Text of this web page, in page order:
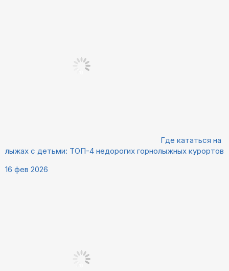
Где кататься на
лыжах с детьми: ТОП-4 недорогих горнолыжных курортов
16 фев 2026